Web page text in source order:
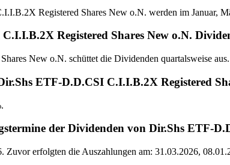
Registered Shares New o.N. werden im Januar,
Registered Shares New o.N.
New o.N. schüttet die Dividenden quartalsweise aus.
ETF-D.D.CSI C.I.I.B.2X Registered
der Dividenden von Dir.Shs ETF-
Zuvor erfolgten die Auszahlungen am: 31.03.2026,